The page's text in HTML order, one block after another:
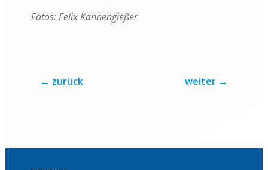
Fotos: Felix Kannengießer
← zurück weiter →